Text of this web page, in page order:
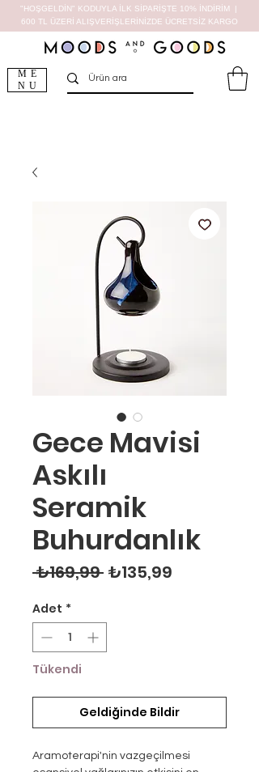
ME
NU
"HOŞGELDİN" KODUYLA İLK SİPARİŞTE 10% İNDİRİM |
600 TL ÜZERİ ALIŞVERİŞLERİNİZDE ÜCRETSİZ KARGO
Gece Mavisi
Askılı
Seramik
Buhurdanlık
₺169,99 Normal Fiyat
₺135,99
Adet *
Tükendi
Geldiğinde Bildir
Aramoterapi'nin vazgeçilmesi